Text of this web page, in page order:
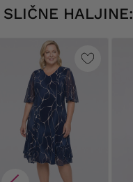
SLIČNE HALJINE: